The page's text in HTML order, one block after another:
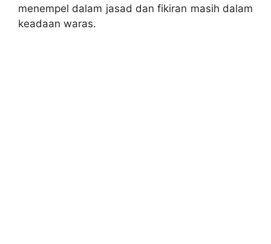
menempel dalam jasad dan fikiran masih dalam
keadaan waras.